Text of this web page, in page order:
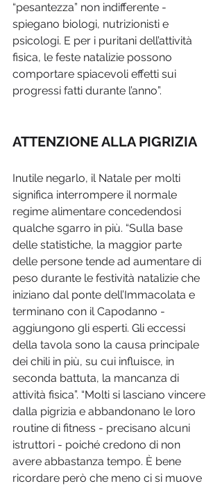
“pesantezza” non indifferente -
spiegano biologi, nutrizionisti e
psicologi. E per i puritani dell’attività
fisica, le feste natalizie possono
comportare spiacevoli effetti sui
progressi fatti durante l’anno”.
ATTENZIONE ALLA PIGRIZIA
Inutile negarlo, il Natale per molti
significa interrompere il normale
regime alimentare concedendosi
qualche sgarro in più. “Sulla base
delle statistiche, la maggior parte
delle persone tende ad aumentare di
peso durante le festività natalizie che
iniziano dal ponte dell’Immacolata e
terminano con il Capodanno -
aggiungono gli esperti. Gli eccessi
della tavola sono la causa principale
dei chili in più, su cui influisce, in
seconda battuta, la mancanza di
attività fisica”. “Molti si lasciano vincere
dalla pigrizia e abbandonano le loro
routine di fitness - precisano alcuni
istruttori - poiché credono di non
avere abbastanza tempo. È bene
ricordare però che meno ci si muove